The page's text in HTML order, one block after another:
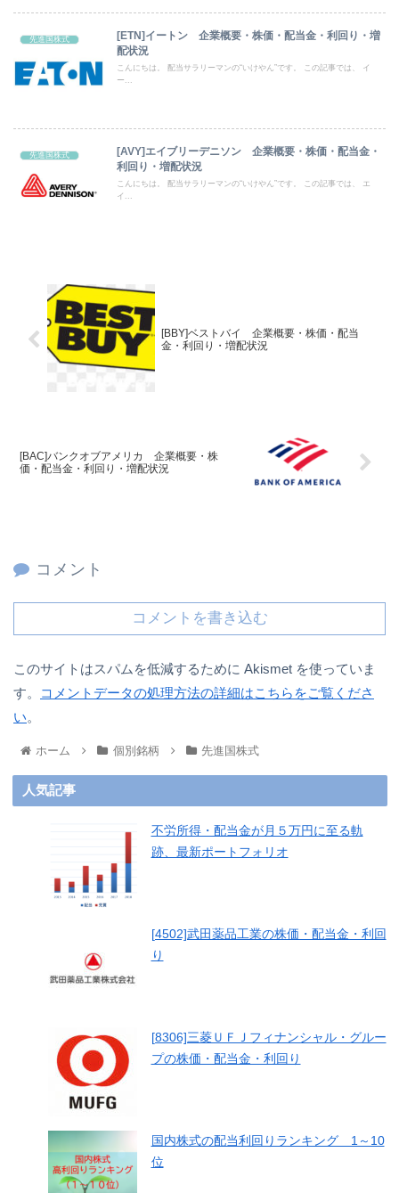
先進国株式
[ETN]イートン 企業概要・株価・配当金・利回り・増
配状況
こんにちは。 配当サラリーマンの“いけやん”です。 この記事では、 イ
ー...
先進国株式
[AVY]エイブリーデニソン 企業概要・株価・配当金・
利回り・増配状況
こんにちは。 配当サラリーマンの“いけやん”です。 この記事では、 エ
イ...
[BBY]ベストバイ 企業概要・株価・配当
金・利回り・増配状況
[BAC]バンクオブアメリカ 企業概要・株
価・配当金・利回り・増配状況
コメント
コメントを書き込む
このサイトはスパムを低減するために Akismet を使っていま
す。
コメントデータの処理方法の詳細はこちらをご覧くださ
い。
ホーム 個別銘柄 先進国株式
人気記事
不労所得・配当金が月５万円に至る軌
跡、最新ポートフォリオ
[4502]武田薬品工業の株価・配当金・利回
り
[8306]三菱ＵＦＪフィナンシャル・グルー
プの株価・配当金・利回り
国内株式の配当利回りランキング 1～10
位